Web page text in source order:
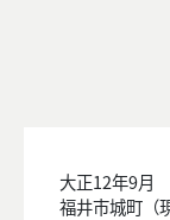
大正12年9月
福井市城町（